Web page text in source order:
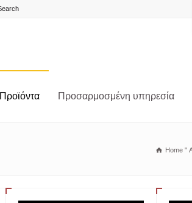
Προϊόντα Προσαρμοσμένη υπηρεσία
Home "